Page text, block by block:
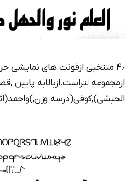
۴٫ منتخبی ازفونت های
ازمجموعه لتراست.ازبالابه پایین
الحبشی),کوفی(درسه